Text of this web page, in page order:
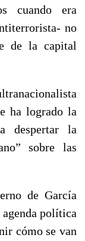
cuando era
no
de la capital
ha logrado la
despertar la
sobre las
de García
agenda política
cómo se van